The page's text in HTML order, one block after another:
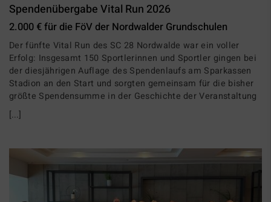
Spendenübergabe Vital Run 2026
2.000 € für die FöV der Nordwalder Grundschulen
Der fünfte Vital Run des SC 28 Nordwalde war ein voller
Erfolg: Insgesamt 150 Sportlerinnen und Sportler gingen bei
der diesjährigen Auflage des Spendenlaufs am Sparkassen
Stadion an den Start und sorgten gemeinsam für die bisher
größte Spendensumme in der Geschichte der Veranstaltung
[...]